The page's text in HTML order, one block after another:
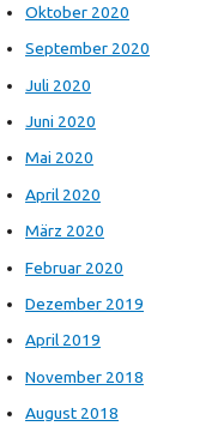
Oktober 2020
September 2020
Juli 2020
Juni 2020
Mai 2020
April 2020
März 2020
Februar 2020
Dezember 2019
April 2019
November 2018
August 2018